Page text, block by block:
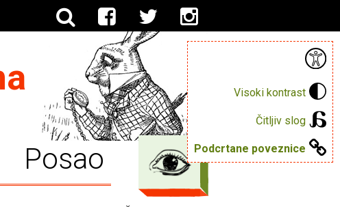
Visoki kontrast
Čitljiv slog
Podcrtane poveznice
Posao